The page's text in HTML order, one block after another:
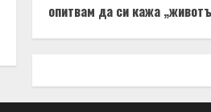
опитвам да си кажа